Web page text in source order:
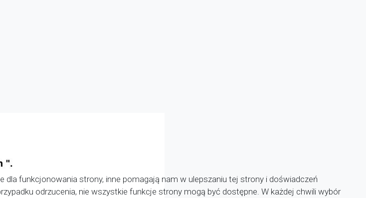
funkcjonowania strony, inne pomagają nam w ulepszaniu tej strony i doświadczeń
odrzucenia, nie wszystkie funkcje strony mogą być dostępne. W każdej chwili wybór